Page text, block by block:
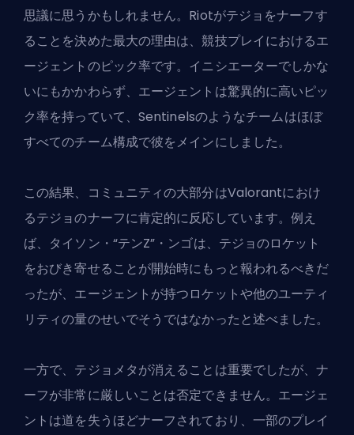
思議に思うかもしれません。Riotがテジョをナーフす
ることを決めた最大の理由は、競技プレイにおけるエ
ージェントのピック率です。イニシエーターでしかな
いにもかかわらず、エージェントは驚異的に高いピッ
ク率を持っていて、Sentinelsのようなチームはほぼ
すべてのチーム構成で彼をメインにしました。
この結果、コミュニティの大部分はValorantにおけ
るテジョのナーフに肯定的に反応しています。例え
ば、 タイソン・“テンZ”・ンゴは、テジョのロケット
をおびき寄せることが開始時にもっと報われるべきだ
ったが、エージェントが持つロケットや他のユーティ
リティの量のせいでそうではなかったと述べました。
一方で、テジョメタが消えることは重要でしたが、ナ
ーフが非常に厳しいことは否定できません。エージェ
ントは道を失うほどナーフされており、一部のプレイ